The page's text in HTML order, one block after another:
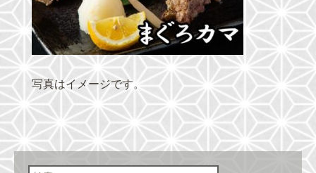
写真はイメージです。